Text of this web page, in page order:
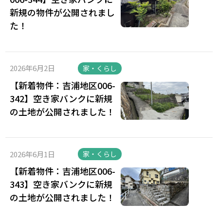
新規の物件が公開されまし
た！
2026年6月2日 家・くらし
【新着物件：吉浦地区006-
342】空き家バンクに新規
の土地が公開されました！
2026年6月1日 家・くらし
【新着物件：吉浦地区006-
343】空き家バンクに新規
の土地が公開されました！